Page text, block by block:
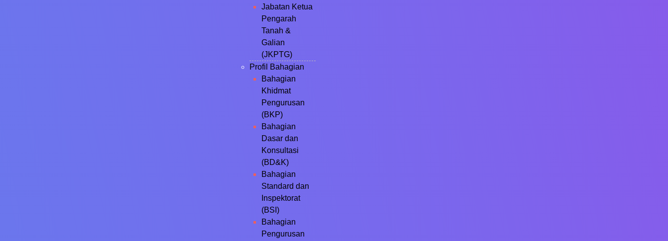
Jabatan Ketua
Pengarah
Tanah &
Galian
(JKPTG)
Profil Bahagian
Bahagian
Khidmat
Pengurusan
(BKP)
Bahagian
Dasar dan
Konsultasi
(BD&K)
Bahagian
Standard dan
Inspektorat
(BSI)
Bahagian
Pengurusan